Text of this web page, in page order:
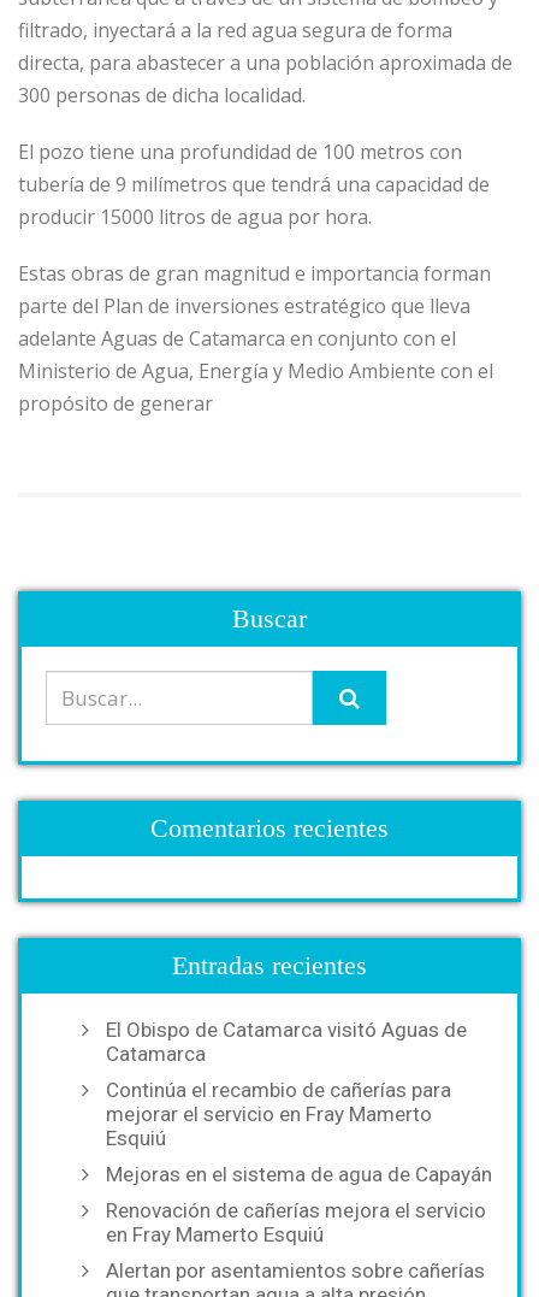
filtrado, inyectará a la red agua segura de forma
directa, para abastecer a una población aproximada de
300 personas de dicha localidad.
El pozo tiene una profundidad de 100 metros con
tubería de 9 milímetros que tendrá una capacidad de
producir 15000 litros de agua por hora.
Estas obras de gran magnitud e importancia forman
parte del Plan de inversiones estratégico que lleva
adelante Aguas de Catamarca en conjunto con el
Ministerio de Agua, Energía y Medio Ambiente con el
propósito de generar
Buscar
Comentarios recientes
Entradas recientes
El Obispo de Catamarca visitó Aguas de
Catamarca
Continúa el recambio de cañerías para
mejorar el servicio en Fray Mamerto
Esquiú
Mejoras en el sistema de agua de Capayán
Renovación de cañerías mejora el servicio
en Fray Mamerto Esquiú
Alertan por asentamientos sobre cañerías